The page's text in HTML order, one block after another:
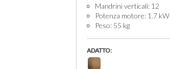
Mandrini verticali: 12
Potenza motore: 1.7 kW
Peso: 55 kg
ADATTO: